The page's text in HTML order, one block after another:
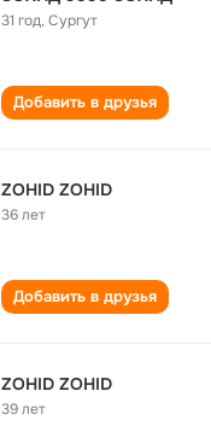
31 год,Сургут
Добавить в друзья
ZOHID ZOHID
36 лет
Добавить в друзья
ZOHID ZOHID
39 лет